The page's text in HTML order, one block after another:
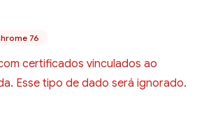
76
certificados vinculados ao
Esse tipo de dado será ignorado.